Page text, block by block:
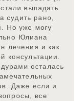
выпадать
судить рано,
Но уже могу
Юлиана
лечения и как
консультации.
осталась
Даже если и
все